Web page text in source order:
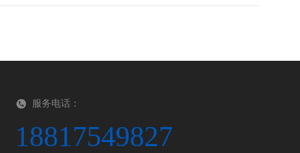
服务电话：
18817549827